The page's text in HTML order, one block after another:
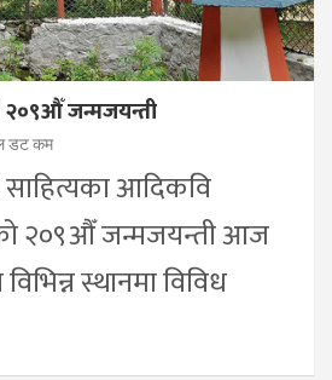
जन्मजयन्ती
डट कम
आदिकवि
२०९औँ जन्मजयन्ती आज
स्थानमा विविध